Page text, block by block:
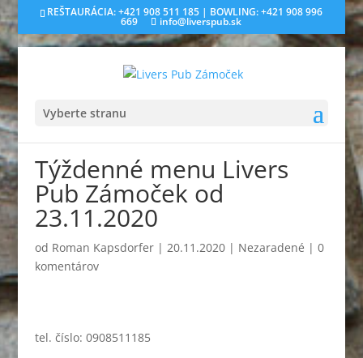
REŠTAURÁCIA: +421 908 511 185 | BOWLING: +421 908 996
669 info@liverspub.sk
Vyberte stranu
Týždenné menu Livers
Pub Zámoček od
23.11.2020
od Roman Kapsdorfer| 20.11.2020| Nezaradené | 0
komentárov
tel. číslo: 0908511185